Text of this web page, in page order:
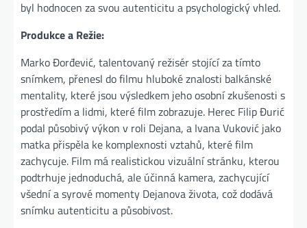
byl hodnocen za svou autenticitu a psychologický vhled​.
Produkce a Režie:
Marko Đorđević, talentovaný režisér stojící za tímto
snímkem, přenesl do filmu hluboké znalosti balkánské
mentality, které jsou výsledkem jeho osobní zkušenosti s
prostředím a lidmi, které film zobrazuje. Herec Filip Đurić
podal působivý výkon v roli Dejana, a Ivana Vuković jako
matka přispěla ke komplexnosti vztahů, které film
zachycuje. Film má realistickou vizuální stránku, kterou
podtrhuje jednoduchá, ale účinná kamera, zachycující
všední a syrové momenty Dejanova života, což dodává
snímku autenticitu a působivost​.